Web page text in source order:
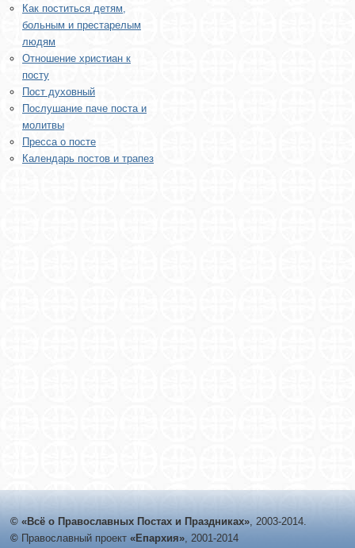
Как поститься детям,
больным и престарелым
людям
Отношение христиан к
посту
Пост духовный
Послушание паче поста и
молитвы
Пресса о посте
Календарь постов и трапез
© «Всё о Православных Постах и Праздниках», 2003-2014.
© Православный проект «Епархия», 2001-2014